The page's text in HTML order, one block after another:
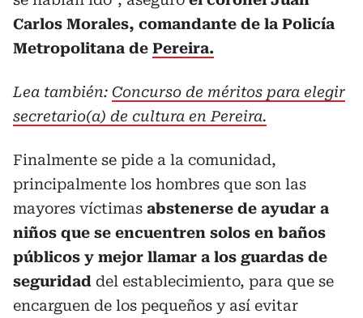
Carlos Morales, comandante de la Policía
Metropolitana de Pereira.
Lea también: Concurso de méritos para elegir
secretario(a) de cultura en Pereira.
Finalmente se pide a la comunidad,
principalmente los hombres que son las
mayores víctimas abstenerse de ayudar a
niños que se encuentren solos en baños
públicos y mejor llamar a los guardas de
seguridad del establecimiento, para que se
encarguen de los pequeños y así evitar